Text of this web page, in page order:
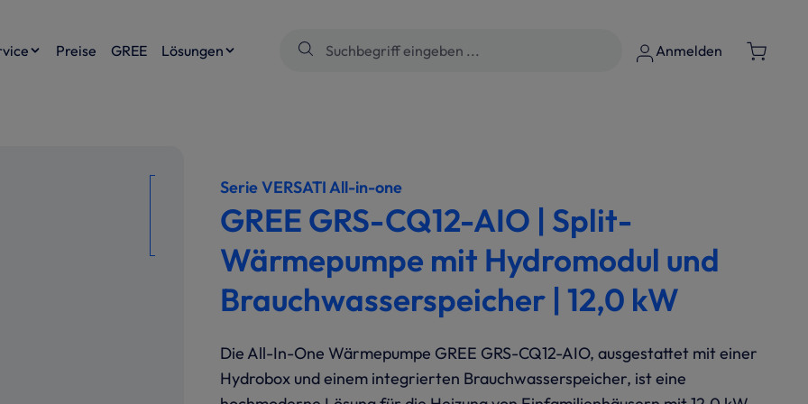
Preise GREE Lösungen Anmelden
Serie VERSATI All-in-one
GREE GRS-CQ12-AIO | Split-
Wärmepumpe mit Hydromodul und
Brauchwasserspeicher | 12,0 kW
Die All-In-One Wärmepumpe GREE GRS-CQ12-AIO, ausgestattet mit einer
Hydrobox und einem integrierten Brauchwasserspeicher, ist eine